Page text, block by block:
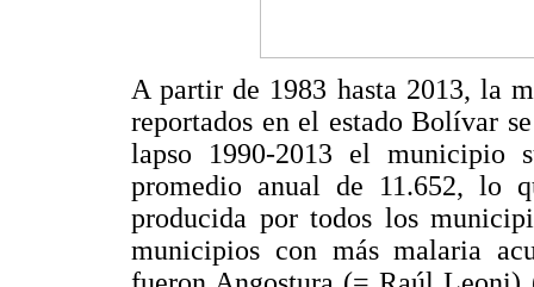
A partir de 1983 hasta 2013, la
reportados en el estado Bolívar
lapso 1990-2013 el municipio
promedio anual de 11.652, lo
producida por todos los
municipios con más malaria